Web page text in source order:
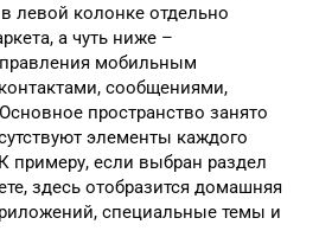
левой колонке отдельно
а чуть ниже –
мобильным
сообщениями,
пространство занято
элементы каждого
примеру, если выбран раздел
здесь отобразится домашняя
специальные темы и